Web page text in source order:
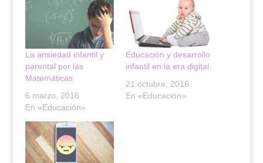
i
t
e
(
S
e
a
b
e
e
u
n
a
v
e
n
a
b
o
o
k
(
S
b
r
e
n
u
n
a
v
e
La ansiedad infantil y
parental por las
Matemáticas
6 marzo, 2016
En «Educación»
Educación y desarrollo
infantil en la era digital
21 octubre, 2016
En «Educación»